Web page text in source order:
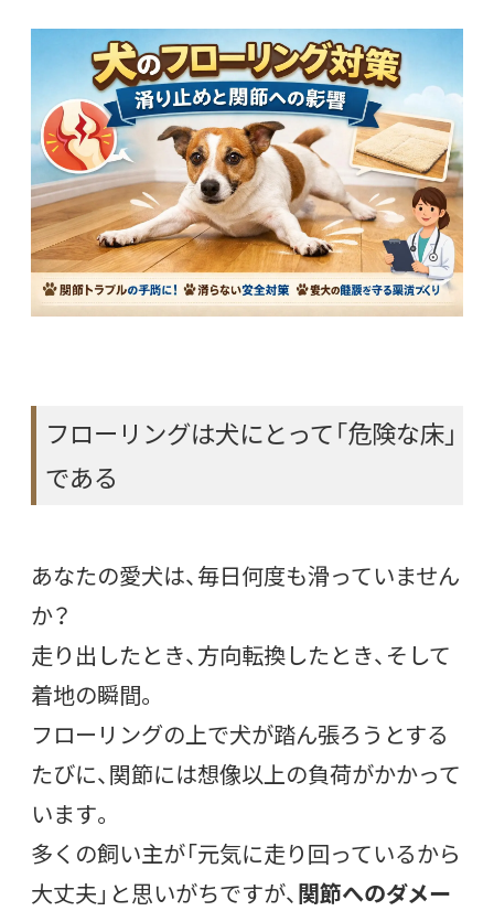
フローリングは犬にとって「危険な床」
である
あなたの愛犬は、毎日何度も滑っていません
か？
走り出したとき、方向転換したとき、そして
着地の瞬間。
フローリングの上で犬が踏ん張ろうとする
たびに、関節には想像以上の負荷がかかって
います。
多くの飼い主が「元気に走り回っているから
大丈夫」と思いがちですが、関節へのダメー